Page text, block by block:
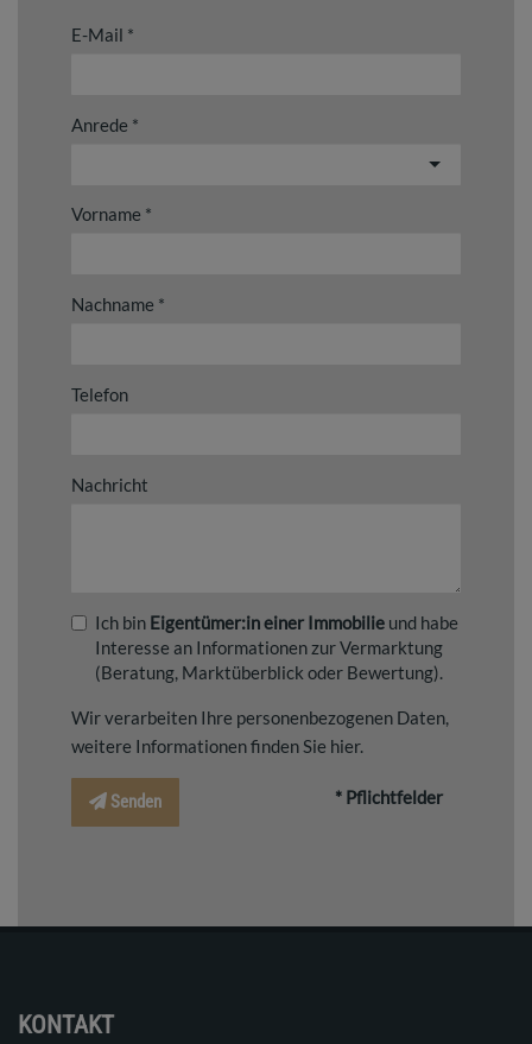
E-Mail
Anrede
Vorname
Nachname
Telefon
Nachricht
Ich bin Eigentümer:in einer Immobilie und habe
Interesse an Informationen zur Vermarktung
(Beratung, Marktüberblick oder Bewertung).
Wir verarbeiten Ihre personenbezogenen Daten,
weitere Informationen finden Sie hier.
Senden * Pflichtfelder
KONTAKT